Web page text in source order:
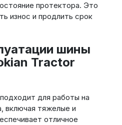
протектора. Это
износ и продлить срок
шины
Tractor
для работы на
включая тяжелые и
отличное